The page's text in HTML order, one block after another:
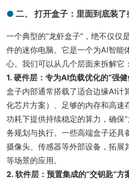
二、 打开盒子：里面到底装了
一个典型的“龙虾盒子”，绝不仅仅
件的迷你电脑。它是一个为AI智能
心。我们可以从几个层面来拆解它：
1. 硬件层：专为AI负载优化的“强健
盒子内部通常搭载了适合边缘AI计
化芯片方案）、足够的内存和高速
功耗下提供持续稳定的算力，确保
务规划与执行。一些高端盒子还具
摄像头、传感器等外部设备，拓展
等场景的应用。
2. 软件层：预置集成的“交钥匙”方